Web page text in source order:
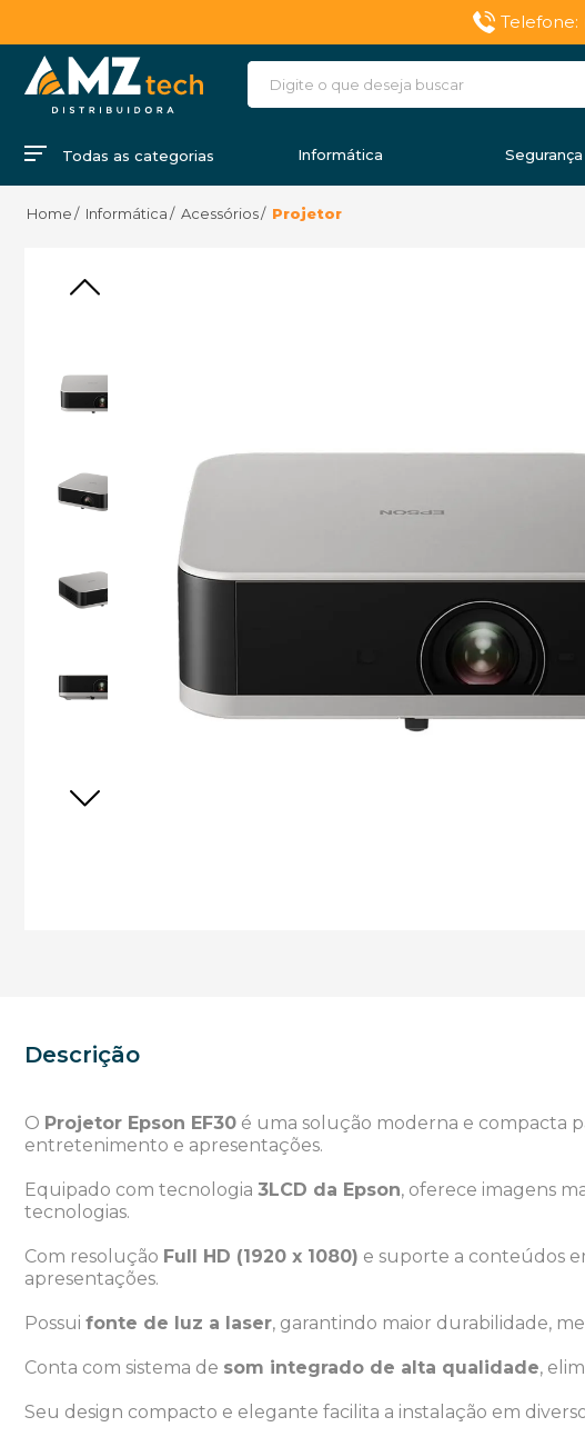
Telefone:
Todas as categorias Informática Segurança
Informática Acessórios Projetor
Descrição
O Projetor Epson EF30 é uma solução moderna e compacta
entretenimento e apresentações.
Equipado com tecnologia 3LCD da Epson, oferece imagens
tecnologias.
Com resolução Full HD (1920 x 1080) e suporte a conteúdos
apresentações.
Possui fonte de luz a laser, garantindo maior durabilidade,
Conta com sistema de som integrado de alta qualidade,
Seu design compacto e elegante facilita a instalação em